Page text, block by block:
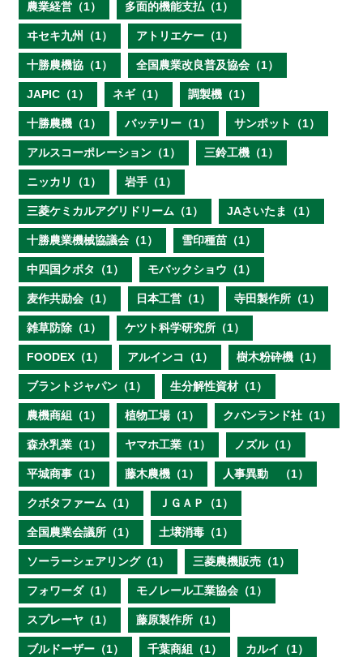
農業経営（1） 多面的機能支払（1）
ヰセキ九州（1） アトリエケー（1）
十勝農機協（1） 全国農業改良普及協会（1）
JAPIC（1） ネギ（1） 調製機（1）
十勝農機（1） バッテリー（1） サンポット（1）
アルスコーポレーション（1） 三鈴工機（1）
ニッカリ（1） 岩手（1）
三菱ケミカルアグリドリーム（1） JAさいたま（1）
十勝農業機械協議会（1） 雪印種苗（1）
中四国クボタ（1） モバックショウ（1）
麦作共励会（1） 日本工営（1） 寺田製作所（1）
雑草防除（1） ケツト科学研究所（1）
FOODEX（1） アルインコ（1） 樹木粉砕機（1）
ブラントジャパン（1） 生分解性資材（1）
農機商組（1） 植物工場（1） クバンランド社（1）
森永乳業（1） ヤマホ工業（1） ノズル（1）
平城商事（1） 藤木農機（1） 人事異動 （1）
クボタファーム（1） ＪＧＡＰ（1）
全国農業会議所（1） 土壌消毒（1）
ソーラーシェアリング（1） 三菱農機販売（1）
フォワーダ（1） モノレール工業協会（1）
スプレーヤ（1） 藤原製作所（1）
ブルドーザー（1） 千葉商組（1） カルイ（1）